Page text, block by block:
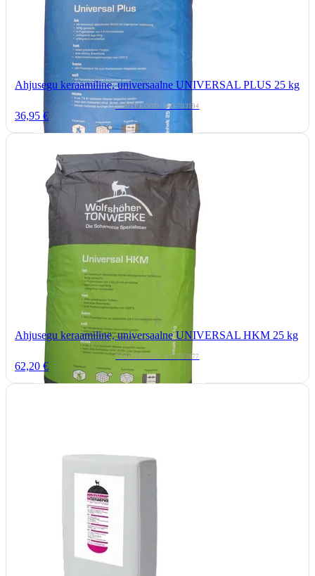
Ahjusegu keraamiline, universaalne UNIVERSAL PLUS 25 kg
TOOTEKOOD: WO-703194
36,95 €
Ahjusegu keraamiline, universaalne UNIVERSAL HKM 25 kg
TOOTEKOOD: WO-703877
62,20 €